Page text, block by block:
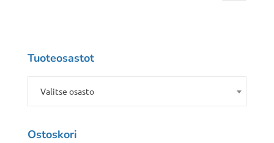
Tuoteosastot
Valitse osasto
Ostoskori